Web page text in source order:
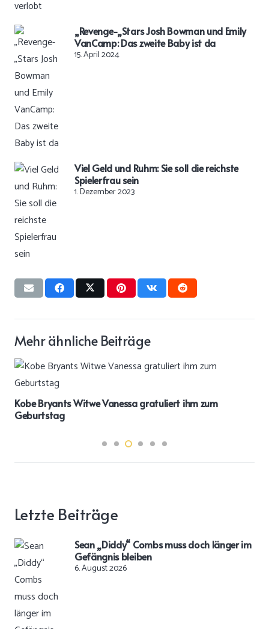
„Revenge-„Stars Josh Bowman und Emily
VanCamp: Das zweite Baby ist da
15. April 2024
Viel Geld und Ruhm: Sie soll die reichste
Spielerfrau sein
1. Dezember 2023
Mehr ähnliche Beiträge
Kobe Bryants Witwe Vanessa gratuliert ihm zum
Geburtstag
Letzte Beiträge
Sean „Diddy“ Combs muss doch länger im
Gefängnis bleiben
6. August 2026